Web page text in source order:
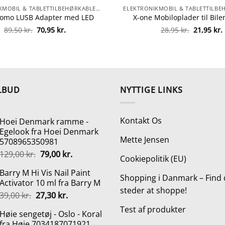
ELEKTRONIKMOBIL & TABLETTILBEHØRKABLER & OPLADNINGOPLADERE
LUSB Adapter med LED
89,50kr. Den
oprindelige
70,95 kr.
X-one Mobiloplader til
28,95kr. Den
21,95 kr.
Hoei Denmark ramme -
Egelook fra Hoei Denmark
5708965350981
129,00kr. Den
pris
var:
129,00 kr..
79,00 kr.Den
pris
er:
Barry M Hi Vis Nail Paint
Activator 10 ml fra Barry M
39,00kr. Den
pris
27,30 kr.Den
pris
Høie sengetøj - Oslo - Koral
NYTTIGE LINKS
Kontakt Os
Mette Jensen
Cookiepolitik (EU)
Shopping i Danmark – Find
steder at shoppe!
Test af produkter